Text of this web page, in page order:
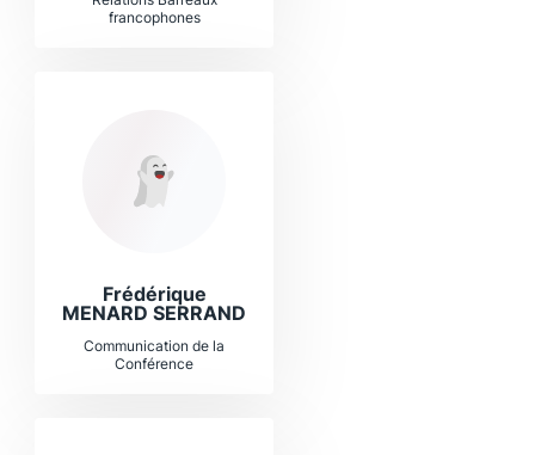
francophones
Frédérique
MENARD SERRAND
Communication de la
Conférence